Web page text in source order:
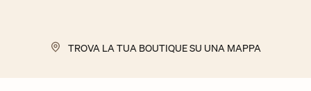
TROVA LA TUA BOUTIQUE SU UNA MAPPA